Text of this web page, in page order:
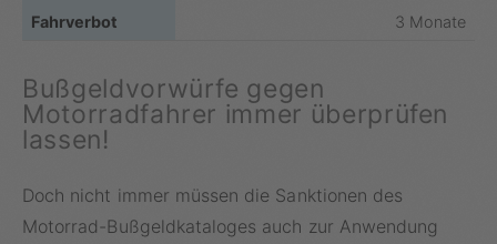
3 Monate
Bußgeldvorwürfe gegen
Motorradfahrer immer überprüfen
lassen!
Doch nicht immer müssen die Sanktionen des
Motorrad-Bußgeldkataloges auch zur Anwendung